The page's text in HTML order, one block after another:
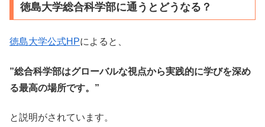
徳島大学総合科学部に通うとどうなる？
徳島大学公式HPによると、
”総合科学部はグローバルな視点から実践的に学びを深め
る最高の場所です。”
と説明がされています。